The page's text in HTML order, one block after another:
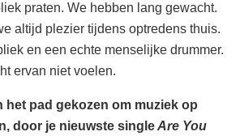
praten. We hebben lang gewacht.
altijd plezier tijdens optredens thuis.
en een echte menselijke drummer.
ervan niet voelen.
het pad gekozen om muziek op
door je nieuwste singleAre You